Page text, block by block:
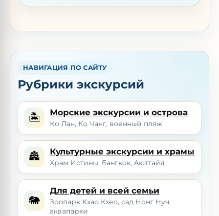
НАВИГАЦИЯ ПО САЙТУ
Рубрики экскурсий
🏝️ Морские экскурсии и острова
Ко Лан, Ко Чанг, военный пляж
🏯 Культурные экскурсии и храмы
Храм Истины, Бангкок, Аюттайя
🐘
Для детей и всей семьи
Зоопарк Кхао Кхео, сад Нонг Нуч,
аквапарки